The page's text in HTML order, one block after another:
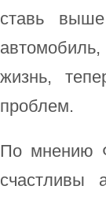
ставь
жизнь,
проблем.
По мнению
счастливы